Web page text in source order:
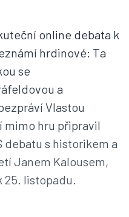
online debata k
hrdinové: Ta
se
a
Vlastou
mimo hru připravil
debatu s historikem a
Janem Kalousem,
25. listopadu.